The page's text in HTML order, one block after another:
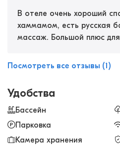
В отеле очень хороший
хаммамом, есть русская
массаж. Большой плюс
сюда каждый день. Нам
бунгало из бревен, спали
Посмотреть все отзывы (1)
Удобства
Бассейн
Парковка
Камера хранения